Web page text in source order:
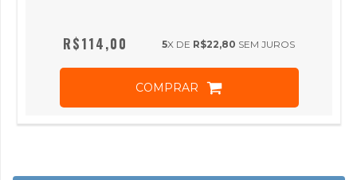
R$114,00 5X DE R$22,80 SEM JUROS
COMPRAR